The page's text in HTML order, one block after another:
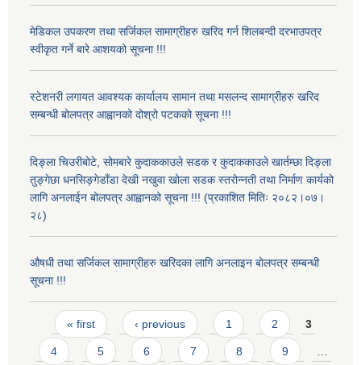
मेडिकल उपकरण तथा सर्जिकल सामाग्रीहरु खरिद गर्न शिलबन्दी दरभाउपत्र
स्वीकृत गर्ने बारे आशयको सूचना !!!
स्टेशनरी लगायत आवश्यक कार्यालय सामान तथा मसलन्द सामाग्रीहरु खरिद
सम्बन्धी बोलपत्र आह्वानको दोश्रो पटकको सूचना !!!
दिङ्ला चिउरीबोटे, सोमबारे कुदाककाउले सडक र कुदाककाउले खार्तम्छा दिङ्ला
तुङ्गेछा धनसिङ्गेडाँडा देखी नखुवा खोला सडक स्तरोन्नती तथा निर्माण कार्यको
लागि अनलाईन बोलपत्र आह्वानको सूचना !!! (प्रकाशित मितिः २०८२।०७।
२८)
औषधी तथा सर्जिकल सामाग्रीहरु खरिदका लागि अनलाइन बोलपत्र सम्बन्धी
सूचना !!!
Pages
« first ‹ previous 1 2 3
4 5 6 7 8 9 …